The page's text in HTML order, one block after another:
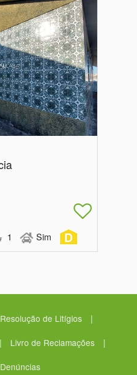
1 Sim
de Litígios |
| Livro de Reclamações |